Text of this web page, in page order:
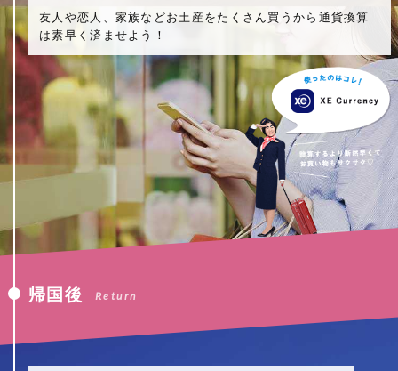
友人や恋人、家族などお土産をたくさん買うから通貨換算
は素早く済ませよう！
帰国後 Return